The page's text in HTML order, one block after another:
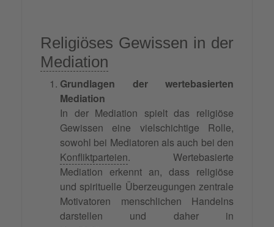
Religiöses Gewissen in der
Mediation
Grundlagen der wertebasierten
Mediation
In der Mediation spielt das religiöse
Gewissen eine vielschichtige Rolle,
sowohl bei Mediatoren als auch bei den
Konfliktparteien. Wertebasierte
Mediation erkennt an, dass religiöse
und spirituelle Überzeugungen zentrale
Motivatoren menschlichen Handelns
darstellen und daher in